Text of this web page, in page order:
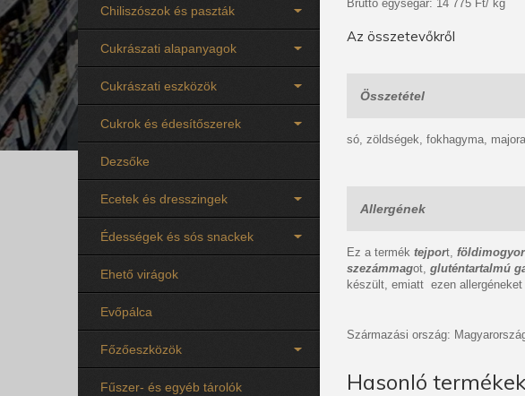
Chiliszószok és paszták
Cukrászati alapanyagok
Cukrászati eszközök
Cukrok és édesítőszerek
Dezsőke
Ecetek és dresszingek
Édességek és sós snackek
Ehető virágok
Evőpálca
Főzőeszközök
Fűszer- és egyéb tárolók
Bruttó egységár: 14 775 Ft/ kg
Az összetevőkről
Összetétel
só, zöldségek, fokhagyma,
Allergének
Ez a termék tejport,
szezámmagot, gluténtartalmú
készült, emiatt ezen
Származási ország:
Hasonló